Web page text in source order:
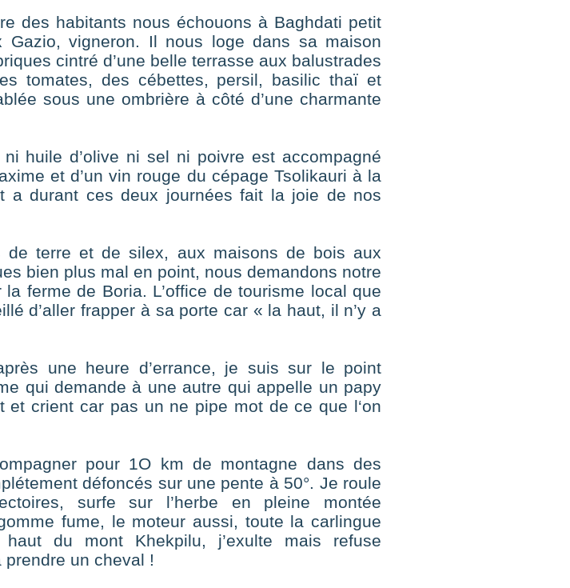
des habitants nous échouons à Baghdati petit
vigneron. Il nous loge dans sa maison
cintré d’une belle terrasse aux balustrades
tomates, des cébettes, persil, basilic thaï et
sous une ombrière à côté d’une charmante
huile d’olive ni sel ni poivre est accompagné
et d’un vin rouge du cépage Tsolikauri à la
a durant ces deux journées fait la joie de nos
de terre et de silex, aux maisons de bois aux
bien plus mal en point, nous demandons notre
ferme de Boria. L’office de tourisme local que
d’aller frapper à sa porte car « la haut, il n’y a
une heure d’errance, je suis sur le point
qui demande à une autre qui appelle un papy
et crient car pas un ne pipe mot de ce que l‘on
pour 1O km de montagne dans des
défoncés sur une pente à 50°. Je roule
surfe sur l’herbe en pleine montée
fume, le moteur aussi, toute la carlingue
du mont Khekpilu, j’exulte mais refuse
prendre un cheval !